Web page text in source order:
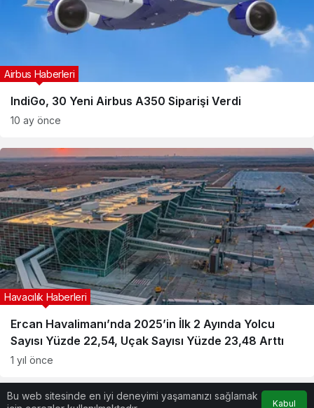
IndiGo, 30 Yeni Airbus A350 Siparişi Verdi
Airbus Haberleri
10 ay önce
Ercan Havalimanı’nda 2025’in İlk 2 Ayında Yolcu
Sayısı Yüzde 22,54, Uçak Sayısı Yüzde 23,48 Arttı
Havacılık Haberleri
1 yıl önce
Bu web sitesinde en iyi deneyimi yaşamanızı sağlamak
Kabul